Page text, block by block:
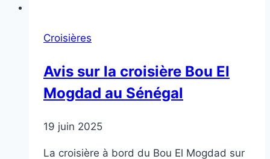
Croisières
Avis sur la croisière Bou El
Mogdad au Sénégal
19 juin 2025
La croisière à bord du Bou El Mogdad sur